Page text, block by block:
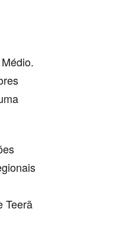
Teerã